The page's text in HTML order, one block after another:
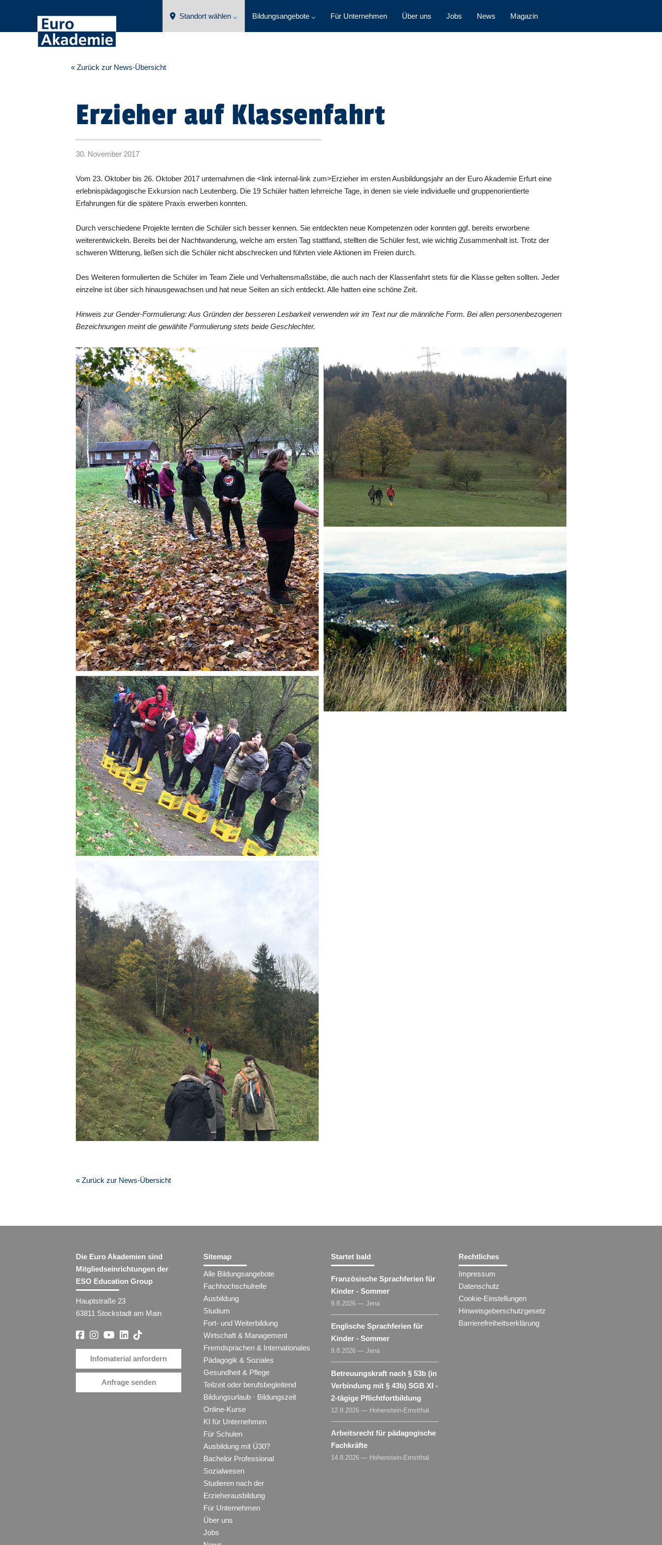
Standort wählen ⌵ Bildungsangebote ⌵ Für Unternehmen Über uns Jobs News Magazin
« Zurück zur News-Übersicht
Erzieher auf Klassenfahrt
30. November 2017
Vom 23. Oktober bis 26. Oktober 2017 unternahmen die <link internal-link zum>Erzieher im ersten Ausbildungsjahr an der Euro Akademie Erfurt eine
erlebnispädagogische Exkursion nach Leutenberg. Die 19 Schüler hatten lehrreiche Tage, in denen sie viele individuelle und gruppenorientierte
Erfahrungen für die spätere Praxis erwerben konnten.
Durch verschiedene Projekte lernten die Schüler sich besser kennen. Sie entdeckten neue Kompetenzen oder konnten ggf. bereits erworbene
weiterentwickeln. Bereits bei der Nachtwanderung, welche am ersten Tag stattfand, stellten die Schüler fest, wie wichtig Zusammenhalt ist. Trotz der
schweren Witterung, ließen sich die Schüler nicht abschrecken und führten viele Aktionen im Freien durch.
Des Weiteren formulierten die Schüler im Team Ziele und Verhaltensmaßstäbe, die auch nach der Klassenfahrt stets für die Klasse gelten sollten. Jeder
einzelne ist über sich hinausgewachsen und hat neue Seiten an sich entdeckt. Alle hatten eine schöne Zeit.
Hinweis zur Gender-Formulierung: Aus Gründen der besseren Lesbarkeit verwenden wir im Text nur die männliche Form. Bei allen personenbezogenen
Bezeichnungen meint die gewählte Formulierung stets beide Geschlechter.
« Zurück zur News-Übersicht
Die Euro Akademien sind
Mitgliedseinrichtungen der
ESO Education Group
Hauptstraße 23
63811 Stockstadt am Main
Infomaterial anfordern
Anfrage senden
Sitemap
Alle Bildungsangebote
Fachhochschulreife
Ausbildung
Studium
Fort- und Weiterbildung
Wirtschaft & Management
Fremdsprachen & Internationales
Pädagogik & Soziales
Gesundheit & Pflege
Teilzeit oder berufsbegleitend
Bildungsurlaub · Bildungszeit
Online-Kurse
KI für Unternehmen
Für Schulen
Ausbildung mit Ü30?
Bachelor Professional
Sozialwesen
Studieren nach der
Erzieherausbildung
Für Unternehmen
Über uns
Jobs
Startet bald
Französische Sprachferien für
Kinder - Sommer
9.8.2026 — Jena
Englische Sprachferien für
Kinder - Sommer
9.8.2026 — Jena
Betreuungskraft nach § 53b (in
Verbindung mit § 43b) SGB XI -
2-tägige Pflichtfortbildung
12.8.2026 — Hohenstein-Ernstthal
Arbeitsrecht für pädagogische
Fachkräfte
14.8.2026 — Hohenstein-Ernstthal
Rechtliches
Impressum
Datenschutz
Cookie-Einstellungen
Hinweisgeberschutzgesetz
Barrierefreiheitserklärung